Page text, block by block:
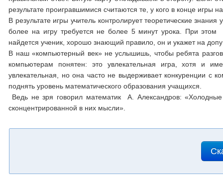
результате проигравшимися считаются те, у кого в конце игры
В результате игры учитель контролирует теоретические
более на игру требуется не более 5 минут урока. При этом
найдется ученик, хорошо знающий правило, он и укажет на
В наш «компьютерный век» не услышишь, чтобы ребята
компьютерам понятен: это увлекательная игра, хотя и
увлекательная, но она часто не выдерживает конкуренции
поднять уровень математического образования учащихся.
Ведь не зря говорил математик А. Александров:
сконцентрированной в них мысли».